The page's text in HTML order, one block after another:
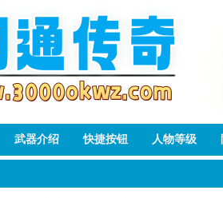
武器介绍 快捷按钮 人物等级